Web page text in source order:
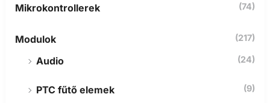
Mikrokontrollerek (74)
Modulok (217)
Audio (24)
PTC fűtő elemek (9)